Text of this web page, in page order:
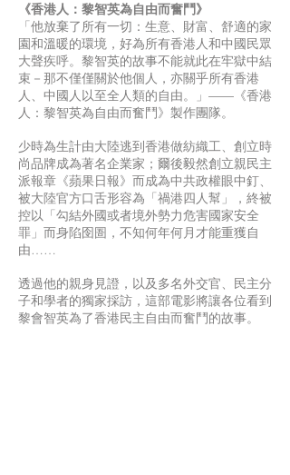
《香港人：黎智英為自由而奮鬥》
「他放棄了所有一切：生意、財富、舒適的家
園和溫暖的環境，好為所有香港人和中國民眾
大聲疾呼。黎智英的故事不能就此在牢獄中結
束－那不僅僅關於他個人，亦關乎所有香港
人、中國人以至全人類的自由。」——《香港
人：黎智英為自由而奮鬥》製作團隊。
少時為生計由大陸逃到香港做紡織工、創立時
尚品牌成為著名企業家；爾後毅然創立親民主
派報章《蘋果日報》而成為中共政權眼中釘、
被大陸官方口舌形容為「禍港四人幫」，終被
控以「勾結外國或者境外勢力危害國家安全
罪」而身陷囹圄，不知何年何月才能重獲自
由……
透過他的親身見證，以及多名外交官、民主分
子和學者的獨家採訪，這部電影將讓各位看到
黎會智英為了香港民主自由而奮鬥的故事。